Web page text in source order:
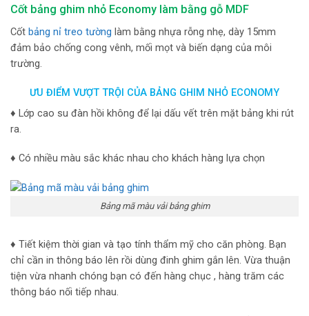
Cốt bảng ghim nhỏ Economy làm bằng gỗ MDF
Cốt bảng nỉ treo tường làm bằng nhựa rỗng nhẹ, dày 15mm
đảm bảo chống cong vênh, mối mọt và biến dạng của môi
trường.
ƯU ĐIỂM VƯỢT TRỘI CỦA BẢNG GHIM NHỎ ECONOMY
♦ Lớp cao su đàn hồi không để lại dấu vết trên mặt bảng khi rút
ra.
♦ Có nhiều màu sắc khác nhau cho khách hàng lựa chọn
Bảng mã màu vải bảng ghim
♦ Tiết kiệm thời gian và tạo tính thẩm mỹ cho căn phòng. Bạn
chỉ cần in thông báo lên rồi dùng đinh ghim gắn lên. Vừa thuận
tiện vừa nhanh chóng bạn có đến hàng chục , hàng trăm các
thông báo nối tiếp nhau.